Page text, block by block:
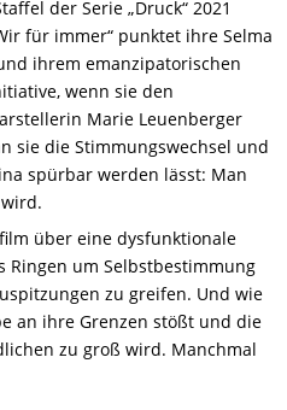
der Serie „Druck“ 2021
für immer“ punktet ihre Selma
ihrem emanzipatorischen
wenn sie den
Marie Leuenberger
sie die Stimmungswechsel und
spürbar werden lässt: Man
über eine dysfunktionale
Ringen um Selbstbestimmung
zu greifen. Und wie
an ihre Grenzen stößt und die
zu groß wird. Manchmal